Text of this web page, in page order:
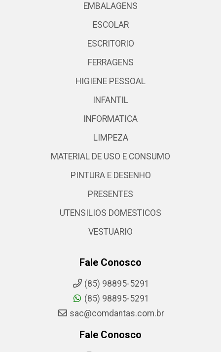
EMBALAGENS
ESCOLAR
ESCRITORIO
FERRAGENS
HIGIENE PESSOAL
INFANTIL
INFORMATICA
LIMPEZA
MATERIAL DE USO E CONSUMO
PINTURA E DESENHO
PRESENTES
UTENSILIOS DOMESTICOS
VESTUARIO
Fale Conosco
(85) 98895-5291
(85) 98895-5291
sac@comdantas.com.br
Fale Conosco